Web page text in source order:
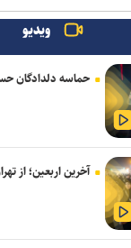
سعودی را در شمال
عمده ذخایر
تفاهمنامه‌ای جداگانه
میان تشدید جنگ با
کاهش ذخایر موشکی
است
ویدیو
حماسه دلدادگان
آخرین اربعین؛ از